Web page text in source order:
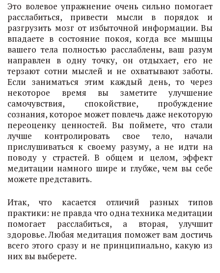
Это волевое упражнение очень сильно помогает
расслабиться, привести мысли в порядок и
разгрузить мозг от избыточной информации. Вы
впадаете в состояние покоя, когда все мышцы
вашего тела полностью расслаблены, ваш разум
направлен в одну точку, он отдыхает, его не
терзают сотни мыслей и не охватывают заботы.
Если заниматься этим каждый день, то через
некоторое время вы заметите улучшение
самочувствия, спокойствие, пробуждение
сознания, которое может повлечь даже некоторую
переоценку ценностей. Вы поймете, что стали
лучше контролировать свое тело, начали
прислушиваться к своему разуму, а не идти на
поводу у страстей. В общем и целом, эффект
медитации намного шире и глубже, чем вы себе
можете представить.
Итак, что касается отличий разных типов
практики: не правда что одна техника медитации
помогает расслабиться, а вторая, улучшит
здоровье. Любая медитация поможет вам достичь
всего этого сразу и не принципиально, какую из
них вы выберете.